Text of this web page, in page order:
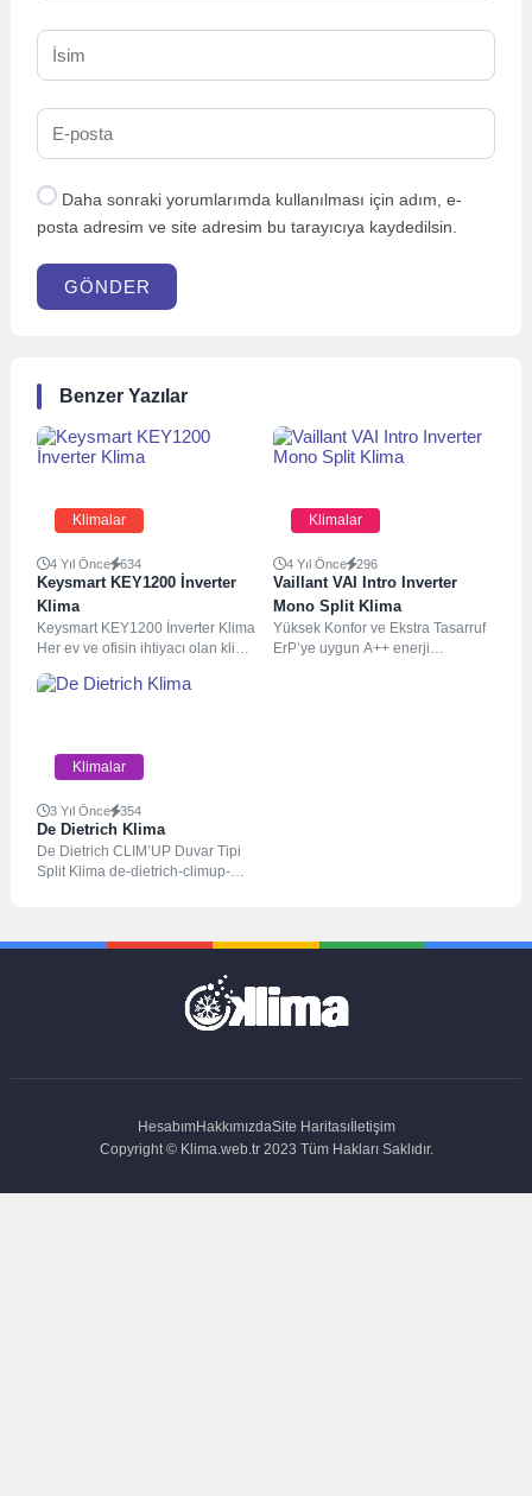
Daha sonraki yorumlarımda kullanılması için adım, e-
posta adresim ve site adresim bu tarayıcıya kaydedilsin.
GÖNDER
Benzer Yazılar
Klimalar
4 Yıl Önce 634
Keysmart KEY1200 İnverter
Klima
Keysmart KEY1200 İnverter Klima
Her ev ve ofisin ihtiyacı olan klima
kurtarıcısı...
Klimalar
4 Yıl Önce 296
Vaillant VAI Intro Inverter
Mono Split Klima
Yüksek Konfor ve Ekstra Tasarruf
ErP’ye uygun A++ enerji
Klimalar
3 Yıl Önce 354
De Dietrich Klima
De Dietrich CLIM’UP Duvar Tipi
Split Klima de-dietrich-climup-
MODELLERClim’Up09Clim’Up12Clim’Up18Clim’Up24GENEL...
HesabımHakkımızdaSite Haritasıİletişim
Copyright © Klima.web.tr 2023 Tüm Hakları Saklıdır.